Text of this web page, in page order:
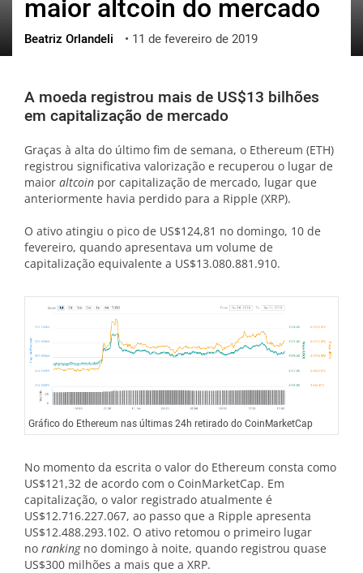
ไทย
ქართული
vietnamese
maior altcoin do mercado
Beatriz Orlandeli • 11 de fevereiro de 2019
A moeda registrou mais de US$13 bilhões
em capitalização de mercado
Graças à alta do último fim de semana, o Ethereum (ETH)
registrou significativa valorização e recuperou o lugar de
maior altcoin por capitalização de mercado, lugar que
anteriormente havia perdido para a Ripple (XRP).
O ativo atingiu o pico de US$124,81 no domingo, 10 de
fevereiro, quando apresentava um volume de
capitalização equivalente a US$13.080.881.910.
Gráfico do Ethereum nas últimas 24h retirado do CoinMarketCap
No momento da escrita o valor do Ethereum consta como
US$121,32 de acordo com o CoinMarketCap. Em
capitalização, o valor registrado atualmente é
US$12.716.227.067, ao passo que a Ripple apresenta
US$12.488.293.102. O ativo retomou o primeiro lugar
no rankingno domingo à noite, quando registrou quase
US$300 milhões a mais que a XRP.